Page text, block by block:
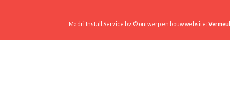
Madri Install Service b.v. © ontwerp en bouw website: